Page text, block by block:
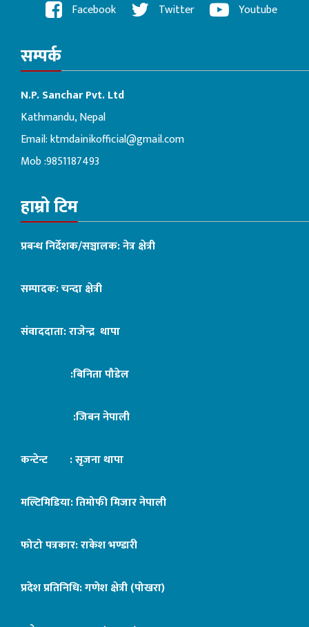
Facebook Twitter Youtube
सम्पर्क
N.P. Sanchar Pvt. Ltd
Kathmandu, Nepal
Email:ktmdainikofficial@gmail.com
Mob :9851187493
हाम्रो टिम
प्रबन्ध निर्देशक/सञ्चालक: नेत्र क्षेत्री
सम्पादक: चन्दा क्षेत्री
संवाददाता: राजेन्द्र थापा
:बिनिता पौडेल
:जिबन नेपाली
कन्टेन्ट : सृजना थापा
मल्टिमिडिया: तिमोफी मिजार नेपाली
फोटो पत्रकार: राकेश भण्डारी
प्रदेश प्रतिनिधि: गणेश क्षेत्री (पोखरा)